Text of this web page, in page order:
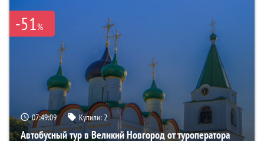
-51%
07:49:08 Купили:2
Автобусный тур в Великий Новгород от туроператора